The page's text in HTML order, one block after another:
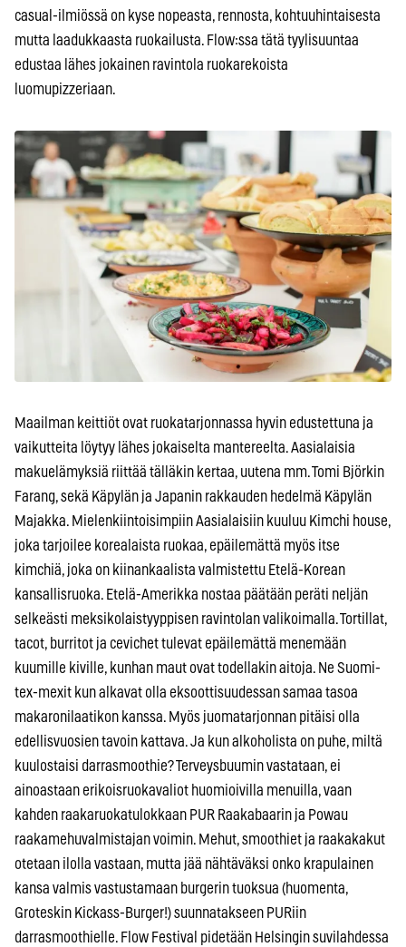
casual-ilmiössä on kyse nopeasta, rennosta, kohtuuhintaisesta
mutta laadukkaasta ruokailusta. Flow:ssa tätä tyylisuuntaa
edustaa lähes jokainen ravintola ruokarekoista
luomupizzeriaan.
Maailman keittiöt ovat ruokatarjonnassa hyvin edustettuna ja
vaikutteita löytyy lähes jokaiselta mantereelta. Aasialaisia
makuelämyksiä riittää tälläkin kertaa, uutena mm. Tomi Björkin
Farang, sekä Käpylän ja Japanin rakkauden hedelmä Käpylän
Majakka. Mielenkiintoisimpiin Aasialaisiin kuuluu Kimchi house,
joka tarjoilee korealaista ruokaa, epäilemättä myös itse
kimchiä, joka on kiinankaalista valmistettu Etelä-Korean
kansallisruoka. Etelä-Amerikka nostaa päätään peräti neljän
selkeästi meksikolaistyyppisen ravintolan valikoimalla. Tortillat,
tacot, burritot ja cevichet tulevat epäilemättä menemään
kuumille kiville, kunhan maut ovat todellakin aitoja. Ne Suomi-
tex-mexit kun alkavat olla eksoottisuudessan samaa tasoa
makaronilaatikon kanssa. Myös juomatarjonnan pitäisi olla
edellisvuosien tavoin kattava. Ja kun alkoholista on puhe, miltä
kuulostaisi darrasmoothie? Terveysbuumin vastataan, ei
ainoastaan erikoisruokavaliot huomioivilla menuilla, vaan
kahden raakaruokatulokkaan PUR Raakabaarin ja Powau
raakamehuvalmistajan voimin. Mehut, smoothiet ja raakakakut
otetaan ilolla vastaan, mutta jää nähtäväksi onko krapulainen
kansa valmis vastustamaan burgerin tuoksua (huomenta,
Groteskin Kickass-Burger!) suunnatakseen PURiin
darrasmoothielle. Flow Festival pidetään Helsingin suvilahdessa